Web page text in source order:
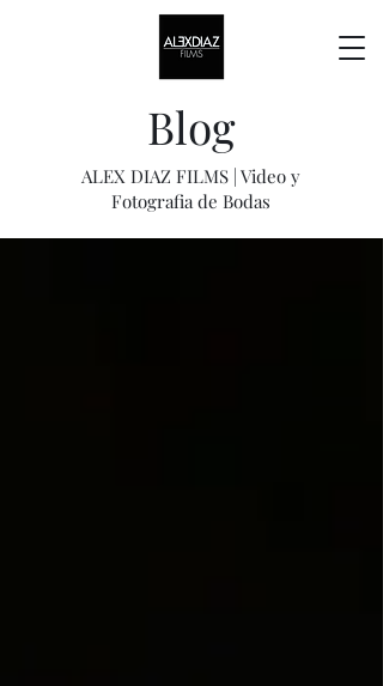
Blog
ALEX DIAZ FILMS | Video y
Fotografia de Bodas